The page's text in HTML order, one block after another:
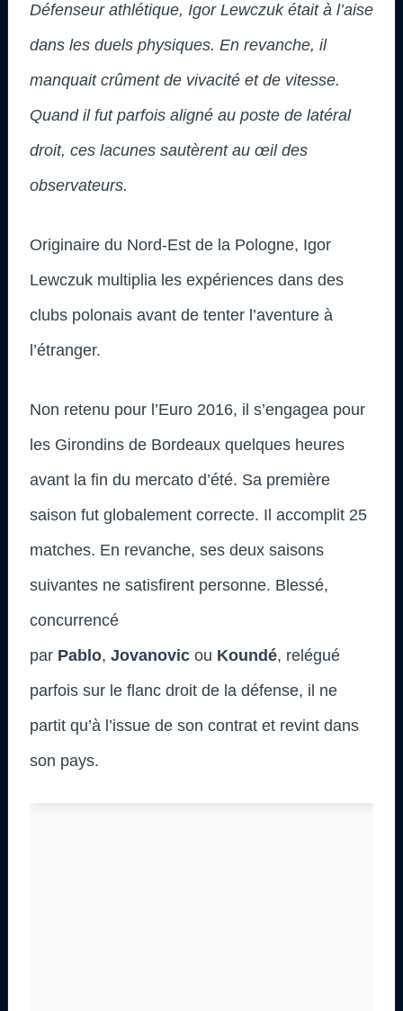
Défenseur athlétique, Igor Lewczuk était à l’aise
dans les duels physiques. En revanche, il
manquait crûment de vivacité et de vitesse.
Quand il fut parfois aligné au poste de latéral
droit, ces lacunes sautèrent au œil des
observateurs.
Originaire du Nord-Est de la Pologne, Igor
Lewczuk multiplia les expériences dans des
clubs polonais avant de tenter l’aventure à
l’étranger.
Non retenu pour l’Euro 2016, il s’engagea pour
les Girondins de Bordeaux quelques heures
avant la fin du mercato d’été. Sa première
saison fut globalement correcte. Il accomplit 25
matches. En revanche, ses deux saisons
suivantes ne satisfirent personne. Blessé,
concurrencé
par Pablo, Jovanovic ou Koundé, relégué
parfois sur le flanc droit de la défense, il ne
partit qu’à l’issue de son contrat et revint dans
son pays.